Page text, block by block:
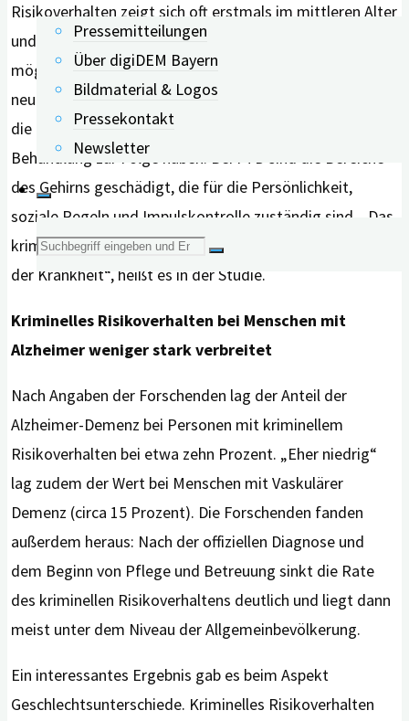
Pressemitteilungen
Über digiDEM Bayern
Bildmaterial & Logos
Pressekontakt
Newsletter
Suche
Risikoverhalten zeigt sich oft erstmals im mittleren Alter
und noch vor einer offiziellen Diagnose. Dies könne ein
mögliches frühes Warnzeichen für eine
neurodegenerative Erkrankung darstellen und sollte, so
die Forschenden, eine frühzeitige Diagnose und
Behandlung zur Folge haben. Bei FTD sind die Bereiche
des Gehirns geschädigt, die für die Persönlichkeit,
soziale Regeln und Impulskontrolle zuständig sind. „Das
kriminelle Risikoverhalten ist dabei eine direkte Folge
der Krankheit“, heißt es in der Studie.
Kriminelles Risikoverhalten bei Menschen mit
Alzheimer weniger stark verbreitet
Nach Angaben der Forschenden lag der Anteil der
Alzheimer-Demenz bei Personen mit kriminellem
Risikoverhalten bei etwa zehn Prozent. „Eher niedrig“
lag zudem der Wert bei Menschen mit Vaskulärer
Demenz (circa 15 Prozent). Die Forschenden fanden
außerdem heraus: Nach der offiziellen Diagnose und
dem Beginn von Pflege und Betreuung sinkt die Rate
des kriminellen Risikoverhaltens deutlich und liegt dann
meist unter dem Niveau der Allgemeinbevölkerung.
Ein interessantes Ergebnis gab es beim Aspekt
Geschlechtsunterschiede. Kriminelles Risikoverhalten